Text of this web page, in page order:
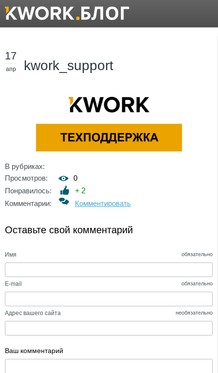
17
апр kwork_support
В рубриках:
Просмотров:
0
Понравилось:
+ 2
Комментарии:
Комментировать
Оставьте свой комментарий
Имя обязательно
E-mail обязательно
Адрес вашего сайта необязательно
Ваш комментарий